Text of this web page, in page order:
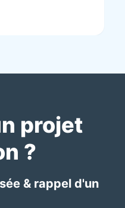
projet
?
& rappel d'un